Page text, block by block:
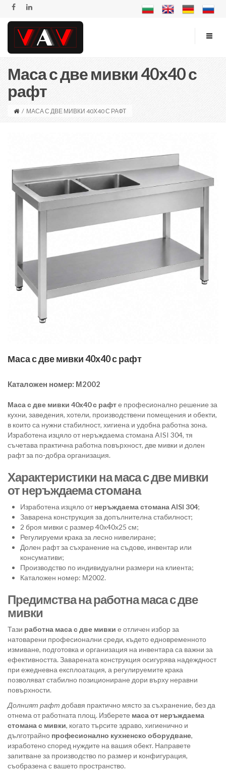
Маса с две мивки 40х40 с
рафт
/ МАСА С ДВЕ МИВКИ 40Х40 С РАФТ
Маса с две мивки 40х40 с рафт
Каталожен номер: М2002
Маса с две мивки 40х40 с рафте професионално решение за
кухни, заведения, хотели, производствени помещения и обекти,
в които са нужни стабилност, хигиена и удобна работна зона.
Изработена изцяло от неръждаема стомана AISI 304, тя
съчетава практична работна повърхност, две мивки и долен
рафт за по-добра организация.
Характеристики на маса с две мивки
от неръждаема стомана
Изработена изцяло отнеръждаема стомана AISI 304;
Заварена конструкция за допълнителна стабилност;
2 броя мивки с размер 40х40х25 см;
Регулируеми крака за лесно нивелиране;
Долен рафт за съхранение на съдове, инвентар или
консумативи;
Производство по индивидуални размери на клиента;
Каталожен номер: М2002.
Предимства на работна маса с две
мивки
Тази работна маса с две мивки е отличен избор за
натоварени професионални среди, където едновременното
измиване, подготовка и организация на инвентара са важни за
ефективността. Заварената конструкция осигурява надеждност
при ежедневна експлоатация, а регулируемите крака
позволяват стабилно позициониране дори върху неравни
повърхности.
Долният рафт добавя практично място за съхранение, без да
отнема от работната площ. Изберете маса от неръждаема
стомана с мивки, когато търсите здраво, хигиенично и
дълготрайно професионално кухненско оборудване,
изработено според нуждите на вашия обект. Направете
запитване за производство по размер и конфигурация,
съобразена с вашето пространство.